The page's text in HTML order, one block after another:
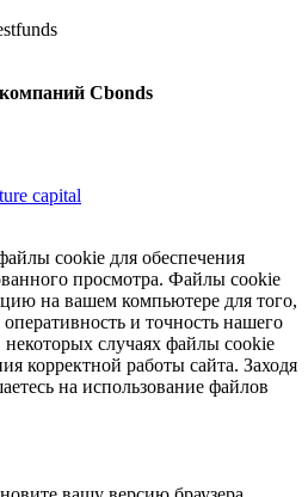
Cbonds
capital
cookie для обеспечения
просмотра. Файлы cookie
на вашем компьютере для того,
и точность нашего
случаях файлы cookie
корректной работы сайта. Заходя
на использование файлов